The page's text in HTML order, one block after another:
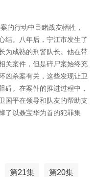
的行动中目睹战友牺牲，
结。八年后，宁江市发生了
为成熟的刑警队长。他在带
关案件，但是碎尸案始终充
凶杀案有关，这些发现让卫
碍。在案件的推进过程中，
国平在领导和队友的帮助支
了以聂宝华为首的犯罪集
第21集 第20集